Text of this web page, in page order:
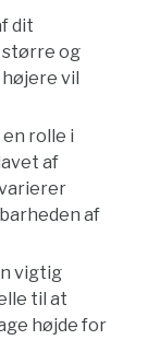
dit
større og
vil
rolle i
af
af
vigtig
til at
højde for